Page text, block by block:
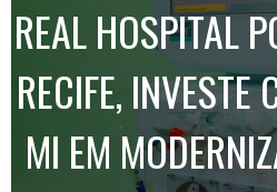
REAL HOSPITAL
RECIFE, INVESTE
MI EM